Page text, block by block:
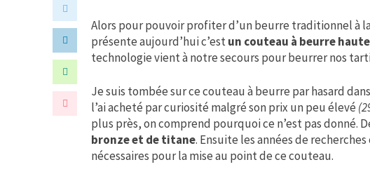
Alors pour pouvoir profiter d’un beurre traditionnel à
présente aujourd’hui c’estun couteau à beurre
technologie vient à notre secours pour beurrer nos
Je suis tombée sur ce couteau à beurre par hasard
l’ai acheté par curiosité malgré son prix un peu élevé
plus près, on comprend pourquoi ce n’est pas donné.
bronze et de titane. Ensuite les années de
nécessaires pour la mise au point de ce couteau.